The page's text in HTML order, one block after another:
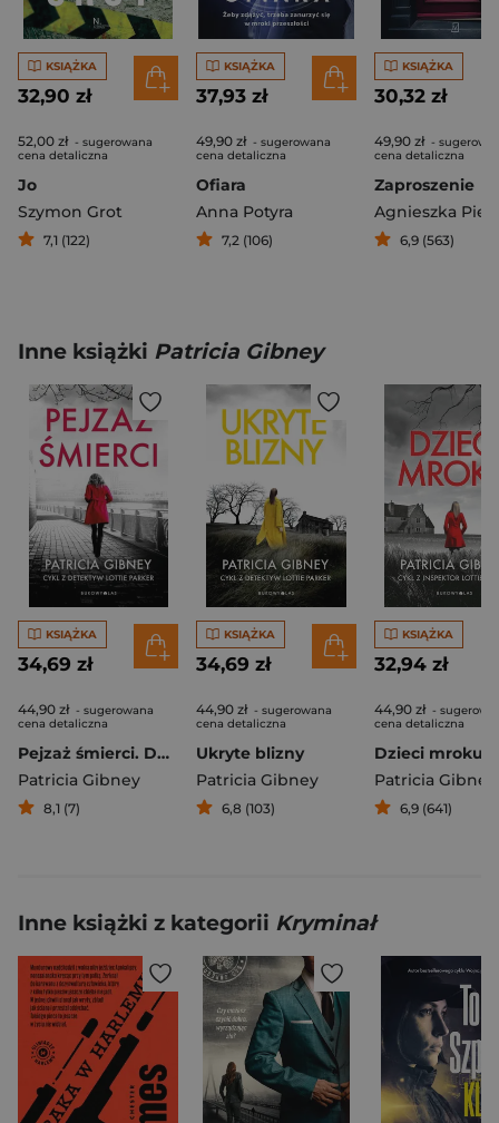
KSIĄŻKA
32,90 zł
52,00 zł - sugerowana
cena detaliczna
Jo
Szymon Grot
7,1 (122)
KSIĄŻKA
37,93 zł
49,90 zł - sugerowana
cena detaliczna
Ofiara
Anna Potyra
7,2 (106)
KSIĄŻKA
30,32 zł
49,90 zł -
cena detaliczna
Zaproszenie
Agnieszka
6,9 (563)
Inne książki Patricia Gibney
KSIĄŻKA
34,69 zł
44,90 zł - sugerowana
cena detaliczna
Pejzaż śmierci. Detektyw Lottie Parker. Tom 5
Patricia Gibney
8,1 (7)
KSIĄŻKA
34,69 zł
44,90 zł - sugerowana
cena detaliczna
Ukryte blizny
Patricia Gibney
6,8 (103)
KSIĄŻKA
32,94 zł
44,90 zł -
cena detaliczna
Dzieci mroku
Patricia Gibney
6,9 (641)
Inne książki z kategorii Kryminał